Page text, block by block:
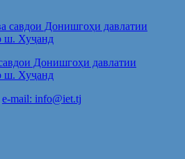
Донишгоҳи давлатии
ш. Хуҷанд
e-mail: info@iet.tj